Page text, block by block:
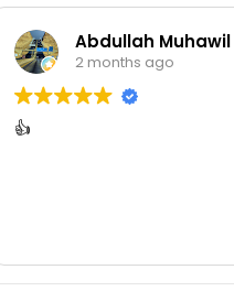
2 months ago
👍